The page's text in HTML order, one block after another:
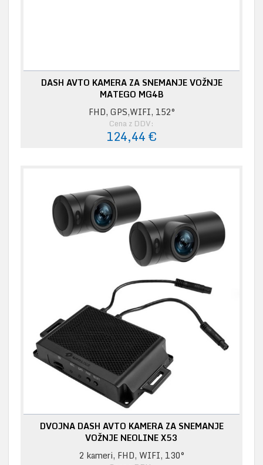
DASH AVTO KAMERA ZA SNEMANJE VOŽNJE
MATEGO MG4B
FHD, GPS,WIFI, 152°
Cena z DDV:
124,44 €
DVOJNA DASH AVTO KAMERA ZA SNEMANJE
VOŽNJE NEOLINE X53
2 kameri, FHD, WIFI, 130°